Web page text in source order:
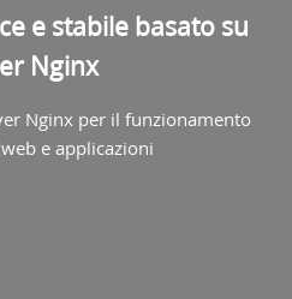
e stabile basato su
Nginx
Nginx per il funzionamento
e applicazioni